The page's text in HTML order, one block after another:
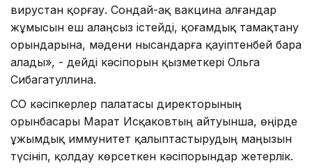
вирустан қорғау. Сондай-ақ вакцина алғандар
жұмысын еш алаңсыз істейді, қоғамдық тамақтану
орындарына, мәдени нысандарға қауіптенбей бара
алады», - дейді кәсіпорын қызметкері Ольга
Сибагатуллина.
СҚО кәсіпкерлер палатасы директорының
орынбасары Марат Исқаковтың айтуынша, өңірде
ұжымдық иммунитет қалыптастырудың маңызын
түсініп, қолдау көрсеткен кәсіпорындар жетерлік.